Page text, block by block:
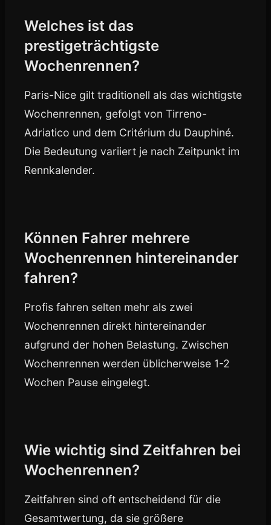
Welches ist das
prestigeträchtigste
Wochenrennen?
Paris-Nice gilt traditionell als das wichtigste
Wochenrennen, gefolgt von Tirreno-
Adriatico und dem Critérium du Dauphiné.
Die Bedeutung variiert je nach Zeitpunkt im
Rennkalender.
Können Fahrer mehrere
Wochenrennen hintereinander
fahren?
Profis fahren selten mehr als zwei
Wochenrennen direkt hintereinander
aufgrund der hohen Belastung. Zwischen
Wochenrennen werden üblicherweise 1-2
Wochen Pause eingelegt.
Wie wichtig sind Zeitfahren bei
Wochenrennen?
Zeitfahren sind oft entscheidend für die
Gesamtwertung, da sie größere